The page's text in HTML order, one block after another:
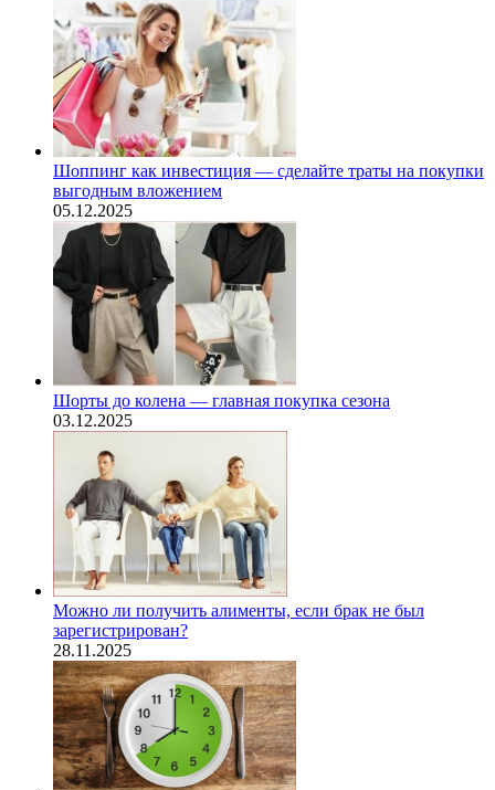
Шоппинг как инвестиция — сделайте траты на покупки
выгодным вложением
05.12.2025
Шорты до колена — главная покупка сезона
03.12.2025
Можно ли получить алименты, если брак не был
зарегистрирован?
28.11.2025